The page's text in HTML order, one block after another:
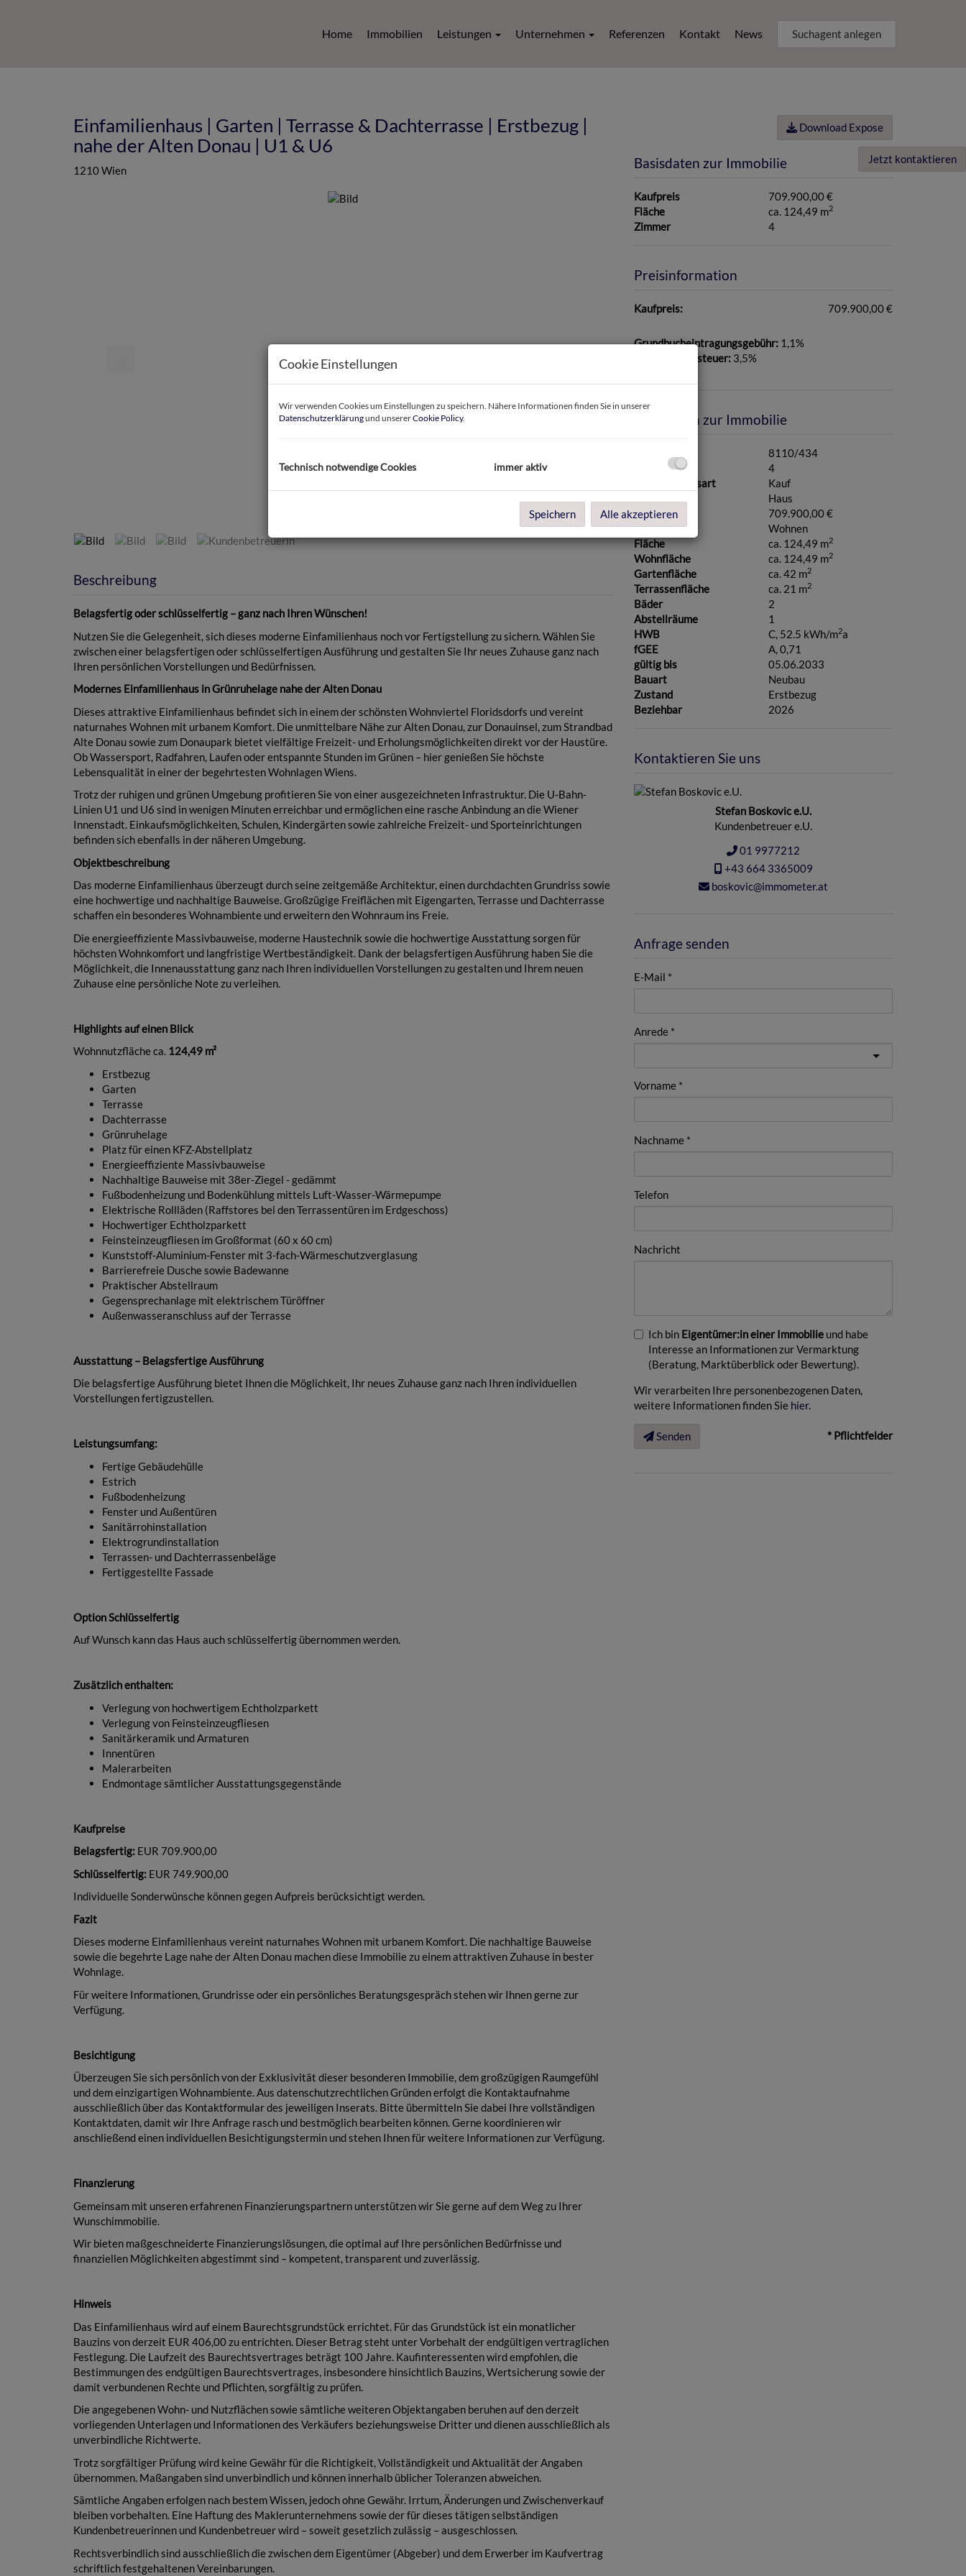
Home Immobilien Leistungen Unternehmen Referenzen Kontakt News Suchagent anlegen
Einfamilienhaus | Garten | Terrasse & Dachterrasse | Erstbezug |
nahe der Alten Donau | U1 & U6
1210 Wien
Beschreibung
Belagsfertig oder schlüsselfertig – ganz nach Ihren Wünschen!
Nutzen Sie die Gelegenheit, sich dieses moderne Einfamilienhaus noch vor Fertigstellung zu sichern. Wählen Sie
zwischen einer belagsfertigen oder schlüsselfertigen Ausführung und gestalten Sie Ihr neues Zuhause ganz nach
Ihren persönlichen Vorstellungen und Bedürfnissen.
Modernes Einfamilienhaus in Grünruhelage nahe der Alten Donau
Dieses attraktive Einfamilienhaus befindet sich in einem der schönsten Wohnviertel Floridsdorfs und vereint
naturnahes Wohnen mit urbanem Komfort. Die unmittelbare Nähe zur Alten Donau, zur Donauinsel, zum Strandbad
Alte Donau sowie zum Donaupark bietet vielfältige Freizeit- und Erholungsmöglichkeiten direkt vor der Haustüre.
Ob Wassersport, Radfahren, Laufen oder entspannte Stunden im Grünen – hier genießen Sie höchste
Lebensqualität in einer der begehrtesten Wohnlagen Wiens.
Trotz der ruhigen und grünen Umgebung profitieren Sie von einer ausgezeichneten Infrastruktur. Die U-Bahn-
Linien U1 und U6 sind in wenigen Minuten erreichbar und ermöglichen eine rasche Anbindung an die Wiener
Innenstadt. Einkaufsmöglichkeiten, Schulen, Kindergärten sowie zahlreiche Freizeit- und Sporteinrichtungen
befinden sich ebenfalls in der näheren Umgebung.
Objektbeschreibung
Das moderne Einfamilienhaus überzeugt durch seine zeitgemäße Architektur, einen durchdachten Grundriss sowie
eine hochwertige und nachhaltige Bauweise. Großzügige Freiflächen mit Eigengarten, Terrasse und Dachterrasse
schaffen ein besonderes Wohnambiente und erweitern den Wohnraum ins Freie.
Die energieeffiziente Massivbauweise, moderne Haustechnik sowie die hochwertige Ausstattung sorgen für
höchsten Wohnkomfort und langfristige Wertbeständigkeit. Dank der belagsfertigen Ausführung haben Sie die
Möglichkeit, die Innenausstattung ganz nach Ihren individuellen Vorstellungen zu gestalten und Ihrem neuen
Zuhause eine persönliche Note zu verleihen.
Highlights auf einen Blick
Wohnnutzfläche ca. 124,49 m²
Erstbezug
Garten
Terrasse
Dachterrasse
Grünruhelage
Platz für einen KFZ-Abstellplatz
Energieeffiziente Massivbauweise
Nachhaltige Bauweise mit 38er-Ziegel - gedämmt
Fußbodenheizung und Bodenkühlung mittels Luft-Wasser-Wärmepumpe
Elektrische Rollläden (Raffstores bei den Terrassentüren im Erdgeschoss)
Hochwertiger Echtholzparkett
Feinsteinzeugfliesen im Großformat (60 x 60 cm)
Kunststoff-Aluminium-Fenster mit 3-fach-Wärmeschutzverglasung
Barrierefreie Dusche sowie Badewanne
Praktischer Abstellraum
Gegensprechanlage mit elektrischem Türöffner
Außenwasseranschluss auf der Terrasse
Ausstattung – Belagsfertige Ausführung
Die belagsfertige Ausführung bietet Ihnen die Möglichkeit, Ihr neues Zuhause ganz nach Ihren individuellen
Vorstellungen fertigzustellen.
Leistungsumfang:
Fertige Gebäudehülle
Estrich
Fußbodenheizung
Fenster und Außentüren
Sanitärrohinstallation
Elektrogrundinstallation
Terrassen- und Dachterrassenbeläge
Fertiggestellte Fassade
Option Schlüsselfertig
Auf Wunsch kann das Haus auch schlüsselfertig übernommen werden.
Zusätzlich enthalten:
Verlegung von hochwertigem Echtholzparkett
Verlegung von Feinsteinzeugfliesen
Sanitärkeramik und Armaturen
Innentüren
Malerarbeiten
Endmontage sämtlicher Ausstattungsgegenstände
Kaufpreise
Belagsfertig: EUR 709.900,00
Schlüsselfertig: EUR 749.900,00
Individuelle Sonderwünsche können gegen Aufpreis berücksichtigt werden.
Fazit
Dieses moderne Einfamilienhaus vereint naturnahes Wohnen mit urbanem Komfort. Die nachhaltige Bauweise
sowie die begehrte Lage nahe der Alten Donau machen diese Immobilie zu einem attraktiven Zuhause in bester
Wohnlage.
Für weitere Informationen, Grundrisse oder ein persönliches Beratungsgespräch stehen wir Ihnen gerne zur
Verfügung.
Besichtigung
Überzeugen Sie sich persönlich von der Exklusivität dieser besonderen Immobilie, dem großzügigen Raumgefühl
und dem einzigartigen Wohnambiente. Aus datenschutzrechtlichen Gründen erfolgt die Kontaktaufnahme
ausschließlich über das Kontaktformular des jeweiligen Inserats. Bitte übermitteln Sie dabei Ihre vollständigen
Kontaktdaten, damit wir Ihre Anfrage rasch und bestmöglich bearbeiten können. Gerne koordinieren wir
anschließend einen individuellen Besichtigungstermin und stehen Ihnen für weitere Informationen zur Verfügung.
Finanzierung
Gemeinsam mit unseren erfahrenen Finanzierungspartnern unterstützen wir Sie gerne auf dem Weg zu Ihrer
Wunschimmobilie.
Wir bieten maßgeschneiderte Finanzierungslösungen, die optimal auf Ihre persönlichen Bedürfnisse und
finanziellen Möglichkeiten abgestimmt sind – kompetent, transparent und zuverlässig.
Hinweis
Das Einfamilienhaus wird auf einem Baurechtsgrundstück errichtet. Für das Grundstück ist ein monatlicher
Bauzins von derzeit EUR 406,00 zu entrichten. Dieser Betrag steht unter Vorbehalt der endgültigen vertraglichen
Festlegung. Die Laufzeit des Baurechtsvertrages beträgt 100 Jahre. Kaufinteressenten wird empfohlen, die
Bestimmungen des endgültigen Baurechtsvertrages, insbesondere hinsichtlich Bauzins, Wertsicherung sowie der
damit verbundenen Rechte und Pflichten, sorgfältig zu prüfen.
Die angegebenen Wohn- und Nutzflächen sowie sämtliche weiteren Objektangaben beruhen auf den derzeit
vorliegenden Unterlagen und Informationen des Verkäufers beziehungsweise Dritter und dienen ausschließlich als
unverbindliche Richtwerte.
Trotz sorgfältiger Prüfung wird keine Gewähr für die Richtigkeit, Vollständigkeit und Aktualität der Angaben
übernommen. Maßangaben sind unverbindlich und können innerhalb üblicher Toleranzen abweichen.
Sämtliche Angaben erfolgen nach bestem Wissen, jedoch ohne Gewähr. Irrtum, Änderungen und Zwischenverkauf
bleiben vorbehalten. Eine Haftung des Maklerunternehmens sowie der für dieses tätigen selbständigen
Kundenbetreuerinnen und Kundenbetreuer wird – soweit gesetzlich zulässig – ausgeschlossen.
Rechtsverbindlich sind ausschließlich die zwischen dem Eigentümer (Abgeber) und dem Erwerber im Kaufvertrag
schriftlich festgehaltenen Vereinbarungen.
Download Expose
Basisdaten zur Immobilie
Kaufpreis
709.900,00 €
Fläche
ca. 124,49 m2
Zimmer 4
Preisinformation
Kaufpreis: 709.900,00 €
Grundbucheintragungsgebühr: 1,1%
Grunderwerbsteuer: 3,5%
Basisdaten zur Immobilie
8110/434
Zimmer
4
Vermarktungsart
Kauf
Haus
Kaufpreis
709.900,00 €
Nutzungsart
Wohnen
Fläche
ca. 124,49 m2
Wohnfläche ca. 124,49 m2
Gartenfläche ca. 42 m2
Terrassenfläche ca. 21 m2
Bäder
2
Abstellräume
1
HWB
C, 52.5 kWh/m2a
fGEE
A, 0,71
gültig bis
05.06.2033
Bauart
Neubau
Zustand
Erstbezug
Beziehbar
2026
Kontaktieren Sie uns
Stefan Boskovic e.U.
Kundenbetreuer e.U.
01 9977212
+43 664 3365009
boskovic@immometer.at
Anfrage senden
E-Mail
Anrede
Vorname
Nachname
Telefon
Nachricht
Ich bin Eigentümer:in einer Immobilie und habe
Interesse an Informationen zur Vermarktung
(Beratung, Marktüberblick oder Bewertung).
Wir verarbeiten Ihre personenbezogenen Daten,
weitere Informationen finden Sie hier.
Senden * Pflichtfelder
Jetzt kontaktieren
Cookie Einstellungen
Wir verwenden Cookies um Einstellungen zu speichern. Nähere Informationen finden Sie in unserer
Datenschutzerklärungund unsererCookie Policy.
Technisch notwendige Cookies immer aktiv
Speichern Alle akzeptieren